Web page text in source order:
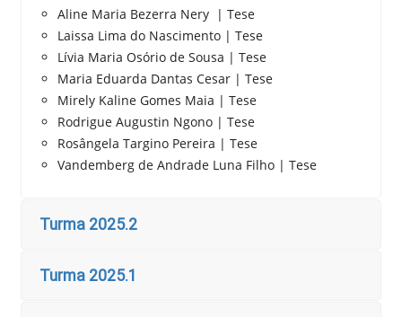
Aline Maria Bezerra Nery | Tese
Laissa Lima do Nascimento | Tese
Lívia Maria Osório de Sousa | Tese
Maria Eduarda Dantas Cesar | Tese
Mirely Kaline Gomes Maia | Tese
Rodrigue Augustin Ngono | Tese
Rosângela Targino Pereira | Tese
Vandemberg de Andrade Luna Filho | Tese
Turma 2025.2
Turma 2025.1